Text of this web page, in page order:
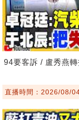
94要客訴 / 盧秀燕
直播時間：2026/08/